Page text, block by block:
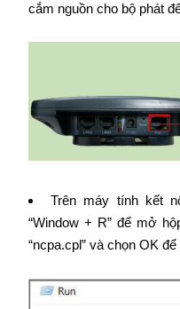
cắm nguồn cho bộ phát
Trên máy tính kết
“Window + R” để mở
“ncpa.cpl” và chọn OK